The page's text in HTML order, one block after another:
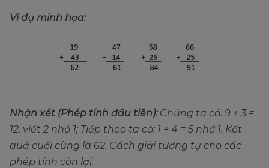
Ví dụ minh họa:
Nhận xét (Phép tính đầu tiên):Chúng ta có: 9 + 3 =
12, viết 2 nhớ 1; Tiếp theo ta có: 1 + 4 = 5 nhớ 1. Kết
quả cuối cùng là 62. Cách giải tương tự cho các
phép tính còn lại.